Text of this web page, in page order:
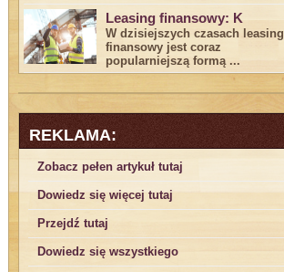
Leasing finansowy: K
W dzisiejszych czasach leasing ​
finansowy jest ⁢coraz
popularniejszą formą ...
REKLAMA:
Zobacz pełen artykuł tutaj
Dowiedz się więcej tutaj
Przejdź tutaj
Dowiedz się wszystkiego